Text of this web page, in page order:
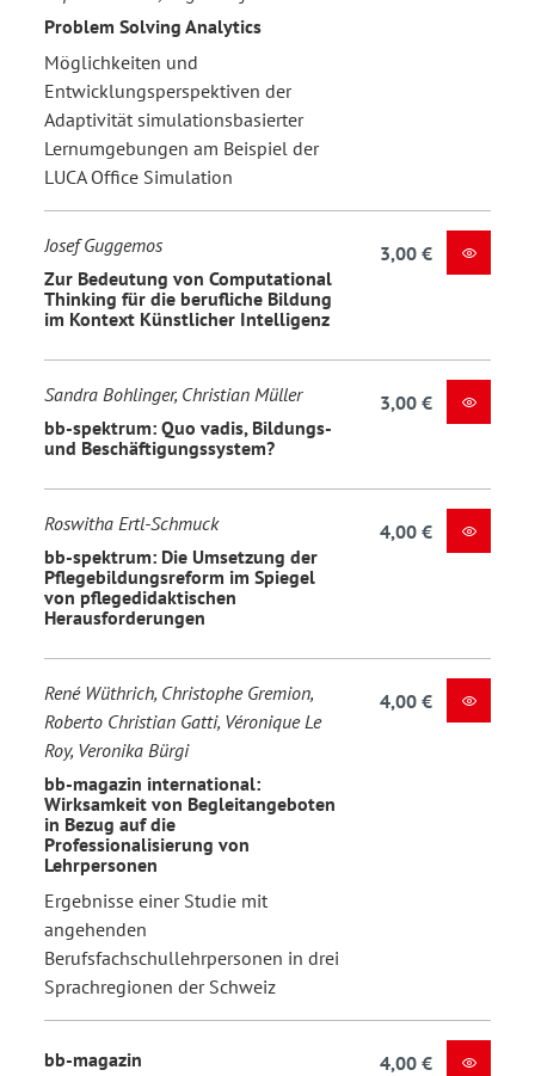
Problem Solving Analytics
Möglichkeiten und
Entwicklungsperspektiven der
Adaptivität simulationsbasierter
Lernumgebungen am Beispiel der
LUCA Office Simulation
Josef Guggemos
Zur Bedeutung von Computational
Thinking für die berufliche Bildung
im Kontext Künstlicher Intelligenz
3,00 €
Sandra Bohlinger, Christian Müller
bb-spektrum: Quo vadis, Bildungs-
und Beschäftigungssystem?
3,00 €
Roswitha Ertl-Schmuck
bb-spektrum: Die Umsetzung der
Pflegebildungsreform im Spiegel
von pflegedidaktischen
Herausforderungen
4,00 €
René Wüthrich, Christophe Gremion,
Roberto Christian Gatti, Véronique Le
Roy, Veronika Bürgi
bb-magazin international:
Wirksamkeit von Begleitangeboten
in Bezug auf die
Professionalisierung von
Lehrpersonen
Ergebnisse einer Studie mit
angehenden
Berufsfachschullehrpersonen in drei
Sprachregionen der Schweiz
4,00 €
bb-magazin
4,00 €